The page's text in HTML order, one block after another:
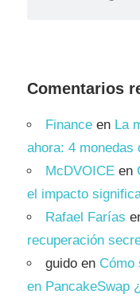
Comentarios
Finance en La
ahora: 4 monedas
McDVOICE en
el impacto
Rafael Farías
recuperación
guido en Cómo
en PancakeSwap